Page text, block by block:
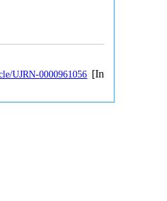
UJRN-0000961056 [In